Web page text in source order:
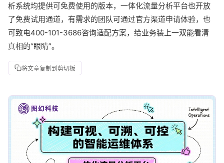
析系统均提供可免费使用的版本，一体化流量分析平台也开放
了免费试用通道，有需求的团队可通过官方渠道申请体验，也
可致电400-101-3686咨询适配方案，给业务装上一双能看清
真相的“眼睛”。
将文章复制到剪切板